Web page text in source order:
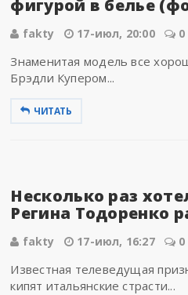
фигурой в белье
fakty 17-июл, 20:00 0
Знаменитая модель все
Брэдли Купером...
ЧИТАТЬ
Несколько раз
Регина Тодоренко
fakty 17-июл, 16:27 0
Известная телеведущая
кипят итальянские страсти...